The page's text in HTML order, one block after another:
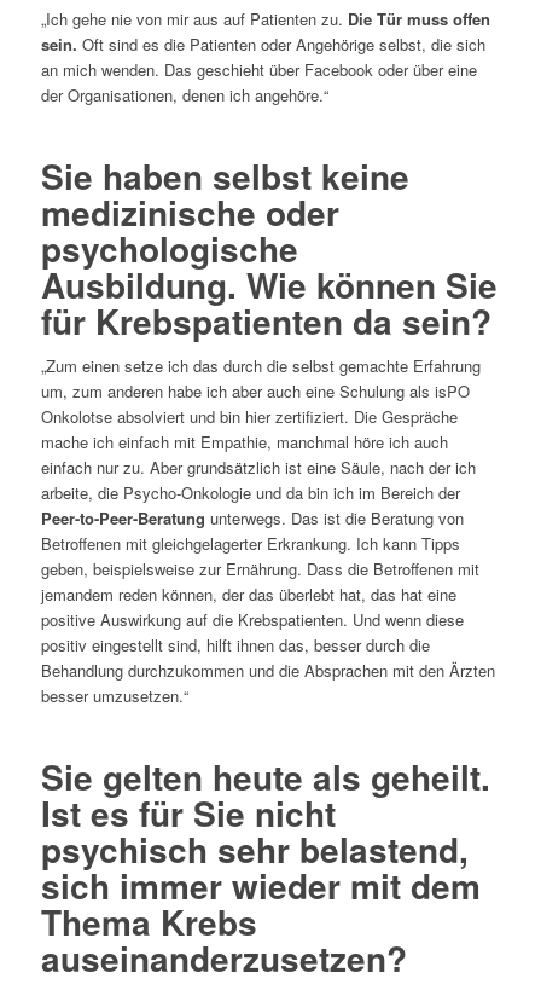
„Ich gehe nie von mir aus auf Patienten zu. Die Tür muss offen
sein. Oft sind es die Patienten oder Angehörige selbst, die sich
an mich wenden. Das geschieht über Facebook oder über eine
der Organisationen, denen ich angehöre.“
Sie haben selbst keine
medizinische oder
psychologische
Ausbildung. Wie können Sie
für Krebspatienten da sein?
„Zum einen setze ich das durch die selbst gemachte Erfahrung
um, zum anderen habe ich aber auch eine Schulung als isPO
Onkolotse absolviert und bin hier zertifiziert. Die Gespräche
mache ich einfach mit Empathie, manchmal höre ich auch
einfach nur zu. Aber grundsätzlich ist eine Säule, nach der ich
arbeite, die Psycho-Onkologie und da bin ich im Bereich der
Peer-to-Peer-Beratung unterwegs. Das ist die Beratung von
Betroffenen mit gleichgelagerter Erkrankung. Ich kann Tipps
geben, beispielsweise zur Ernährung. Dass die Betroffenen mit
jemandem reden können, der das überlebt hat, das hat eine
positive Auswirkung auf die Krebspatienten. Und wenn diese
positiv eingestellt sind, hilft ihnen das, besser durch die
Behandlung durchzukommen und die Absprachen mit den Ärzten
besser umzusetzen.“
Sie gelten heute als geheilt.
Ist es für Sie nicht
psychisch sehr belastend,
sich immer wieder mit dem
Thema Krebs
auseinanderzusetzen?